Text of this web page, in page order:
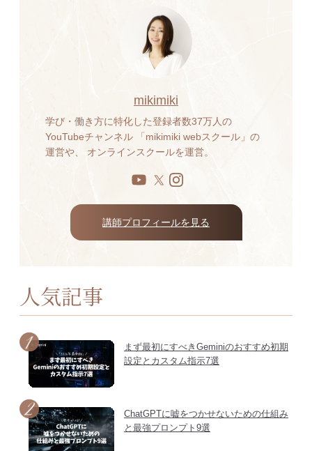
mikimiki
学び・働き方に特化した登録者数37万人の
YouTubeチャンネル 「mikimiki webスクール」の
運営や、 オンラインスクールを運営。
講師プロフィールを見る
人気記事
まず最初にすべきGeminiのおすすめ初期
設定とカスタム指示7選
ChatGPTに嘘をつかせないための仕組み
と最強プロンプト9選